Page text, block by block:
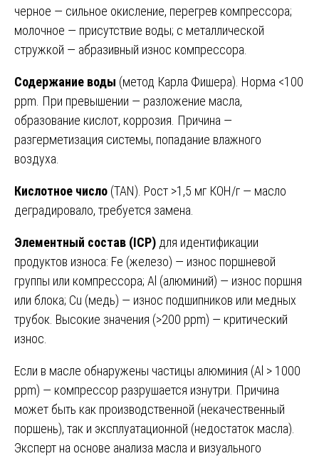
черное — сильное окисление, перегрев компрессора;
молочное — присутствие воды; с металлической
стружкой — абразивный износ компрессора.
Содержание воды (метод Карла Фишера). Норма <100
ppm. При превышении — разложение масла,
образование кислот, коррозия. Причина —
разгерметизация системы, попадание влажного
воздуха.
Кислотное число (TAN). Рост >1,5 мг КОН/г — масло
деградировало, требуется замена.
Элементный состав (ICP) для идентификации
продуктов износа: Fe (железо) — износ поршневой
группы или компрессора; Al (алюминий) — износ поршня
или блока; Cu (медь) — износ подшипников или медных
трубок. Высокие значения (>200 ppm) — критический
износ.
Если в масле обнаружены частицы алюминия (Al > 1000
ppm) — компрессор разрушается изнутри. Причина
может быть как производственной (некачественный
поршень), так и эксплуатационной (недостаток масла).
Эксперт на основе анализа масла и визуального